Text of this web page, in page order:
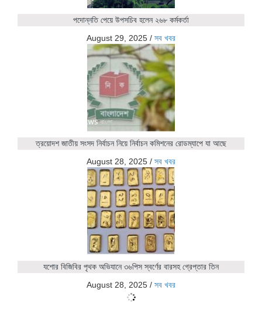
পদোন্নতি পেয়ে উপসচিব হলেন ২৬৮ কর্মকর্তা
August 29, 2025 / সব খবর
ত্রয়োদশ জাতীয় সংসদ নির্বাচন নিয়ে নির্বাচন কমিশনের রোডম্যাপে যা আছে
August 28, 2025 / সব খবর
যশোর বিজিবির পৃথক অভিযানে ৩৬পিস স্বর্ণের বারসহ গ্রেপ্তার তিন
August 28, 2025 / সব খবর